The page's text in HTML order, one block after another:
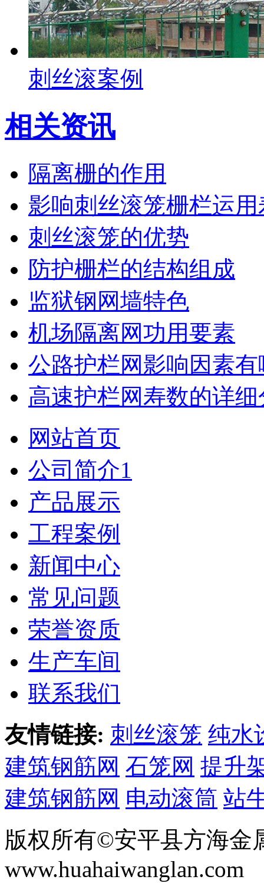
刺丝滚案例
相关资讯
隔离栅的作用
影响刺丝滚笼栅栏运
刺丝滚笼的优势
防护栅栏的结构组成
监狱钢网墙特色
机场隔离网功用要素
公路护栏网影响因素
高速护栏网寿数的详细
网站首页
公司简介1
产品展示
工程案例
新闻中心
常见问题
荣誉资质
生产车间
联系我们
友情链接: 刺丝滚笼 纯水
建筑钢筋网 石笼网 提升
建筑钢筋网 电动滚筒 站
版权所有©安平县方海金
www.huahaiwanglan.com